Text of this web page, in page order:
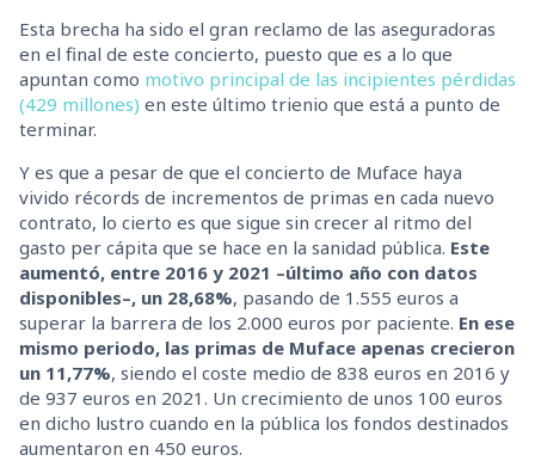
Esta brecha ha sido el gran reclamo de las aseguradoras
en el final de este concierto, puesto que es a lo que
apuntan como motivo principal de las incipientes pérdidas
(429 millones) en este último trienio que está a punto de
terminar.
Y es que a pesar de que el concierto de Muface haya
vivido récords de incrementos de primas en cada nuevo
contrato, lo cierto es que sigue sin crecer al ritmo del
gasto per cápita que se hace en la sanidad pública. Este
aumentó, entre 2016 y 2021 –último año con datos
disponibles–, un 28,68%, pasando de 1.555 euros a
superar la barrera de los 2.000 euros por paciente. En ese
mismo periodo, las primas de Muface apenas crecieron
un 11,77%, siendo el coste medio de 838 euros en 2016 y
de 937 euros en 2021. Un crecimiento de unos 100 euros
en dicho lustro cuando en la pública los fondos destinados
aumentaron en 450 euros.